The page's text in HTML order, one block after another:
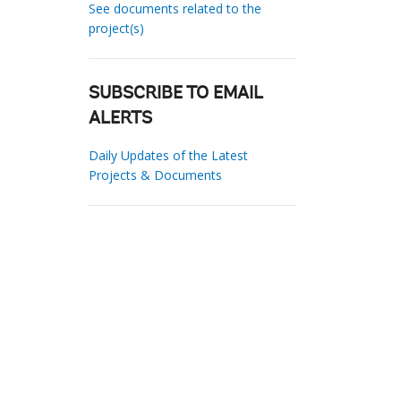
See documents related to the
project(s)
SUBSCRIBE TO EMAIL
ALERTS
Daily Updates of the Latest
Projects & Documents